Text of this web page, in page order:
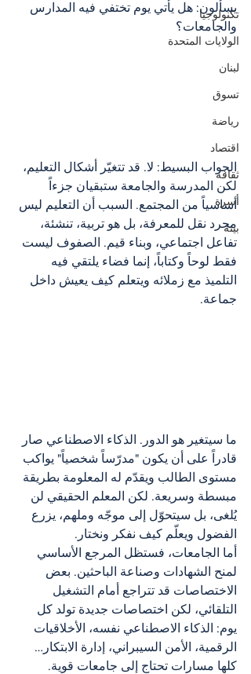
تكنولوجيا
الولايات المتحدة
لبنان
تسوق
رياضة
اقتصاد
ثقافة
أسرة
بيئة
يسألون: هل يأتي يوم تختفي فيه المدارس
والجامعات؟
الجواب البسيط: لا. قد تتغيّر أشكال التعليم،
لكن المدرسة والجامعة ستبقيان جزءاً
أساسياً من المجتمع. السبب أن التعليم ليس
مجرد نقل للمعرفة، بل هو تربية، تنشئة،
تفاعل اجتماعي، وبناء قيم. الصفوف ليست
فقط لوحاً وكتاباً، إنما فضاء يلتقي فيه
التلميذ مع زملائه ويتعلم كيف يعيش داخل
جماعة.
ما سيتغير هو الدور. الذكاء الاصطناعي صار
قادراً على أن يكون "مدرّساً شخصياً" يواكب
مستوى الطالب ويقدّم له المعلومة بطريقة
مبسطة وسريعة. لكن المعلم الحقيقي لن
يُلغى، بل سيتحوّل إلى موجّه وملهم، يزرع
الفضول ويعلّم كيف نفكر ونختار.
أما الجامعات، فستظل المرجع الأساسي
لمنح الشهادات وصناعة الباحثين. بعض
الاختصاصات قد تتراجع أمام التشغيل
التلقائي، لكن اختصاصات جديدة تولد كل
يوم: الذكاء الاصطناعي نفسه، الأخلاقيات
الرقمية، الأمن السيبراني، إدارة الابتكار…
كلها مسارات تحتاج إلى جامعات قوية.